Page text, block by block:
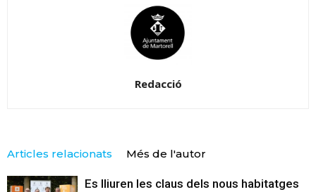
Redacció
Articles relacionats Més de l'autor
Es lliuren les claus dels nous habitatges